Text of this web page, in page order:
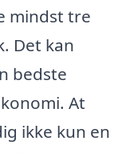
mindst tre
Det kan
bedste
At
ikke kun en